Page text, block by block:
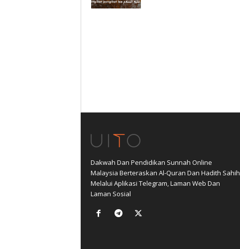
Dakwah Dan Pendidikan Sunnah Online
Malaysia Berteraskan Al-Quran Dan Hadith Sahih
Melalui Aplikasi Telegram, Laman Web Dan
Laman Sosial